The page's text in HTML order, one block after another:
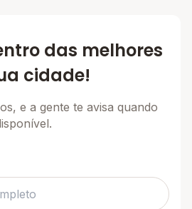
das melhores
cidade!
e a gente te avisa quando